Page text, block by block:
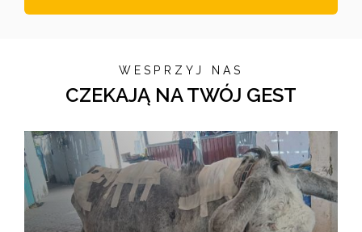
WESPRZYJ NAS
CZEKAJĄ NA TWÓJ GEST